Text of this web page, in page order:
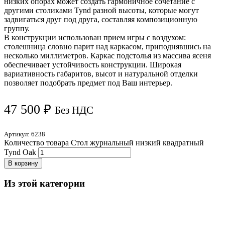
другими столиками Tynd разной высоты, которые могут
задвигаться друг под друга, составляя композиционную
группу.
В конструкции использован прием игры с воздухом:
столешница словно парит над каркасом, приподнявшись на
несколько миллиметров. Каркас подстолья из массива ясеня
обеспечивает устойчивость конструкции. Широкая
вариативность габаритов, высот и натуральной отделки
позволяет подобрать предмет под Ваш интерьер.
47 500 ₽ Без НДС
Артикул: 6238
Количество товара Стол журнальный низкий квадратный
Tynd Oak
В корзину
Из этой категории